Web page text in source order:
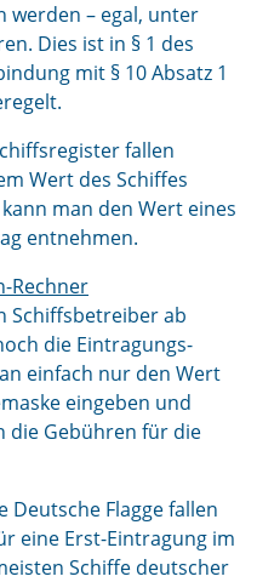
werden – egal, unter
Dies ist in § 1 des
mit § 10 Absatz 1
fallen
Wert des Schiffes
man den Wert eines
entnehmen.
Rechner
Schiffsbetreiber ab
die Eintragungs-
einfach nur den Wert
eingeben und
die Gebühren für die
Deutsche Flagge fallen
eine Erst-Eintragung im
Schiffe deutscher